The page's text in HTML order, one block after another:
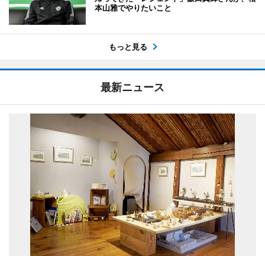
本山雅でやりたいこと
もっと見る
最新ニュース